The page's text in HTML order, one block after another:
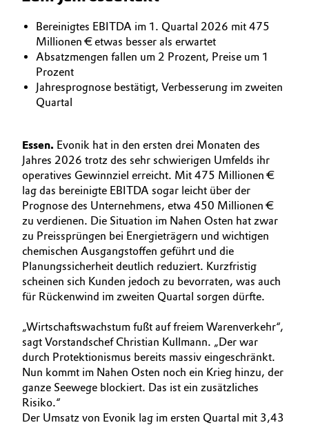
Automotive & Transportation
Battery
Building, Construction & Infrastructure
Chemical Industry
Circular Economy
Coatings, Paints & Printing
Composites
Consumer Goods & Lifestyle
Electronics & Telecommunications
Energy, Environment & Utilities
Food & Beverage
Geschichte
Struktur & Organisation
Vorstand
Struktur
Business Lines
Weltweite Standorte
ESHQ
Einkauf
Governance & Compliance
Allgemeine Verkaufs- und Lieferbedingungen
(AVB)
Business Lines
Bereinigtes EBITDA im 1. Quartal 2026 mit 475
Millionen € etwas besser als erwartet
Absatzmengen fallen um 2 Prozent, Preise um 1
Prozent
Jahresprognose bestätigt, Verbesserung im zweiten
Quartal
Essen. Evonik hat in den ersten drei Monaten des
Jahres 2026 trotz des sehr schwierigen Umfelds ihr
operatives Gewinnziel erreicht. Mit 475 Millionen €
lag das bereinigte EBITDA sogar leicht über der
Prognose des Unternehmens, etwa 450 Millionen €
zu verdienen. Die Situation im Nahen Osten hat zwar
zu Preissprüngen bei Energieträgern und wichtigen
chemischen Ausgangstoffen geführt und die
Planungssicherheit deutlich reduziert. Kurzfristig
scheinen sich Kunden jedoch zu bevorraten, was auch
für Rückenwind im zweiten Quartal sorgen dürfte.
„Wirtschaftswachstum fußt auf freiem Warenverkehr“,
sagt Vorstandschef Christian Kullmann. „Der war
durch Protektionismus bereits massiv eingeschränkt.
Nun kommt im Nahen Osten noch ein Krieg hinzu, der
ganze Seewege blockiert. Das ist ein zusätzliches
Risiko.“
Der Umsatz von Evonik lag im ersten Quartal mit 3,43